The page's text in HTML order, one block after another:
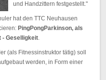
und Handzittern festgestellt."
hat den TTC Neuhausen
PingPongParkinson, als
- Geselligkeit.
(als Fitnessinstruktor tätig) soll
werden, in Form einer